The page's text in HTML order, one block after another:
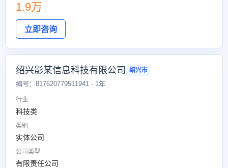
1.9万
立即咨询
绍兴影某信息科技有限公司 绍兴市
编号：817620779511941 · 1年
行业
科技类
类别
实体公司
公司类型
有限责任公司